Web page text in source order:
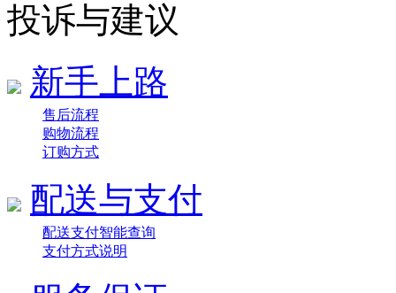
投诉与建议
新手上路
售后流程
购物流程
订购方式
配送与支付
配送支付智能查询
支付方式说明